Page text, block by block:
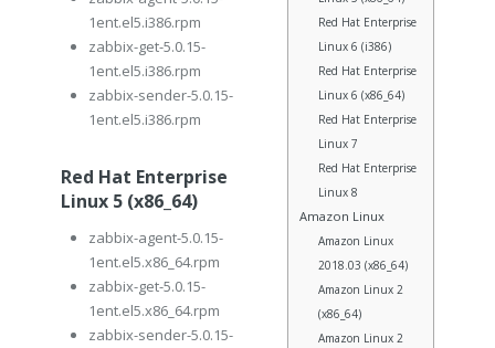
Red Hat Enterprise
Linux 6 (i386)
Red Hat Enterprise
Linux 6 (x86_64)
Red Hat Enterprise
Linux 7
Red Hat Enterprise
Linux 8
Amazon Linux
Amazon Linux
2018.03 (x86_64)
Amazon Linux 2
(x86_64)
Amazon Linux 2
1ent.el5.i386.rpm
zabbix-get-5.0.15-
1ent.el5.i386.rpm
zabbix-sender-5.0.15-
1ent.el5.i386.rpm
Red Hat Enterprise
Linux 5 (x86_64)
zabbix-agent-5.0.15-
1ent.el5.x86_64.rpm
zabbix-get-5.0.15-
1ent.el5.x86_64.rpm
zabbix-sender-5.0.15-